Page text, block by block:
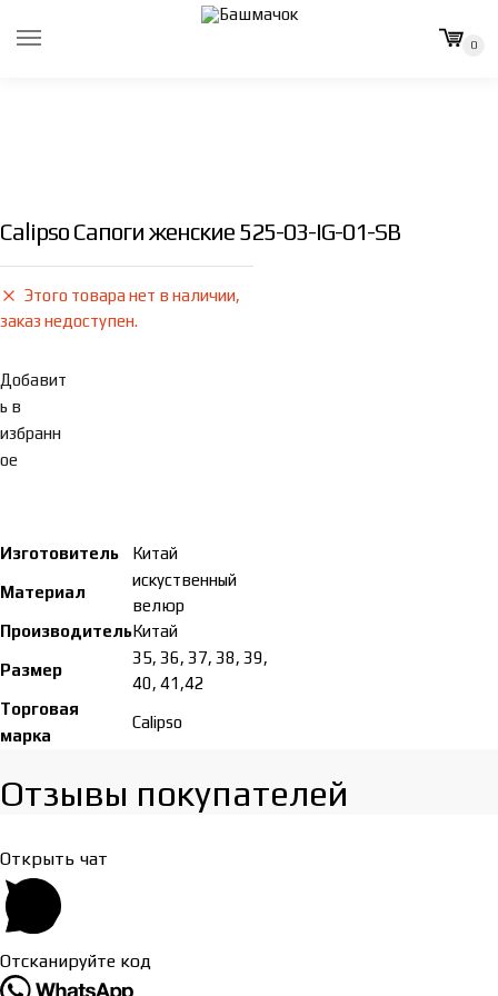
0
Calipso Сапоги женские 525-03-IG-01-SB
Этого товара нет в наличии,
заказ недоступен.
Добавит
ь в
избранн
ое
Изготовитель Китай
Материал
искуственный
велюр
ПроизводительКитай
Размер
35, 36, 37, 38, 39,
40, 41,42
Торговая
марка
Calipso
Отзывы покупателей​
Открыть чат
Отсканируйте код